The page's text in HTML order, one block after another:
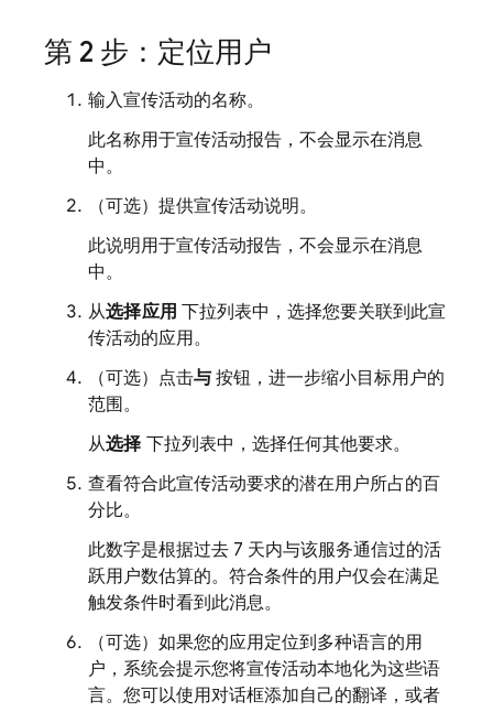
第 2 步：定位用户
输入宣传活动的名称。
此名称用于宣传活动报告，不会显示在消息
中。
（可选） 提供宣传活动说明。
此说明用于宣传活动报告，不会显示在消息
中。
从选择应用 下拉列表中，选择您要关联到此宣
传活动的应用。
（可选） 点击与 按钮，进一步缩小目标用户的
范围。
从选择 下拉列表中，选择任何其他要求。
查看符合此宣传活动要求的潜在用户所占的百
分比。
此数字是根据过去 7 天内与该服务通信过的活
跃用户数估算的。符合条件的用户仅会在满足
触发条件时看到此消息。
（可选） 如果您的应用定位到多种语言的用
户，系统会提示您将宣传活动本地化为这些语
言。您可以使用对话框添加自己的翻译，或者